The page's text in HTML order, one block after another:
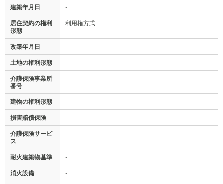
建築年月日 -
居住契約の権利
形態
利用権方式
改築年月日 -
土地の権利形態 -
介護保険事業所
番号
-
建物の権利形態 -
損害賠償保険 -
介護保険サービ
ス
-
耐火建築物基準 -
消火設備 -